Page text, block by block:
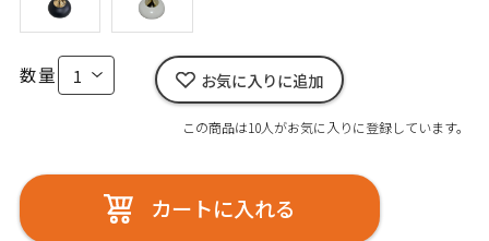
数量 お気に入りに追加
この商品は10人がお気に入りに登録しています。
カートに入れる